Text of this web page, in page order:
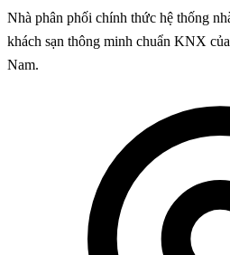
Nhà phân phối chính thức hệ thống
khách sạn thông minh chuẩn KNX
Nam.